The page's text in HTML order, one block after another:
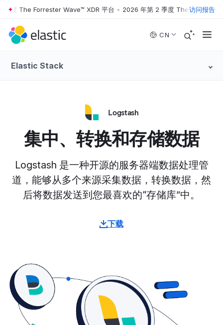
Skip to main content
度 The Forrester Wave™ XDR 平台 • 2026 年第 2 季度 The Forrester
访问报告
CN
Elastic Stack
Logstash
集中、转换和存储数据
Logstash 是一种开源的服务器端数据处理管
道，能够从多个来源采集数据，转换数据，然
后将数据发送到您最喜欢的“存储库”中。
下载